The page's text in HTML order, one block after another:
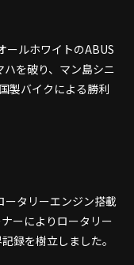
ールホワイトのABUS
を破り、マン島シニ
製バイクによる勝利
タリーエンジン搭載
ーによりロータリー
録を樹立しました。